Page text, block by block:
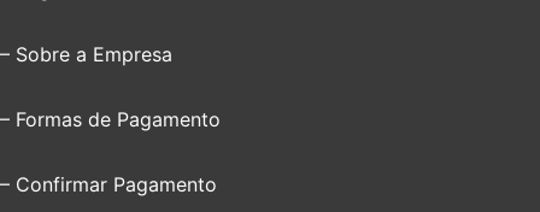
– Sobre a Empresa
– Formas de Pagamento
– Confirmar Pagamento